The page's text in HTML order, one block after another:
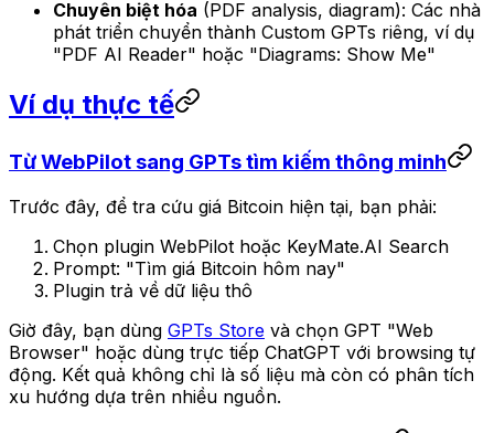
Chuyên biệt hóa (PDF analysis, diagram): Các nhà
phát triển chuyển thành Custom GPTs riêng, ví dụ
"PDF AI Reader" hoặc "Diagrams: Show Me"
Ví dụ thực tế
Từ WebPilot sang GPTs tìm kiếm thông minh
Trước đây, để tra cứu giá Bitcoin hiện tại, bạn phải:
Chọn plugin WebPilot hoặc KeyMate.AI Search
Prompt: "Tìm giá Bitcoin hôm nay"
Plugin trả về dữ liệu thô
Giờ đây, bạn dùng GPTs Store và chọn GPT "Web
Browser" hoặc dùng trực tiếp ChatGPT với browsing tự
động. Kết quả không chỉ là số liệu mà còn có phân tích
xu hướng dựa trên nhiều nguồn.